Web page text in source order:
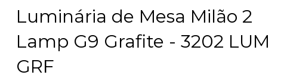
Luminária de Mesa Milão 2
Lamp G9 Grafite - 3202 LUM
GRF